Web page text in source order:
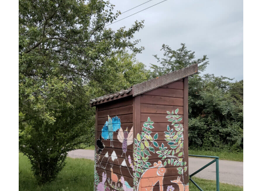
AVEC
ÉVELYNE
BOUVIER
ET
L’ÉCOLE
DE
CORNANT SUR
LES
CHEMINS
D’ARTISTES